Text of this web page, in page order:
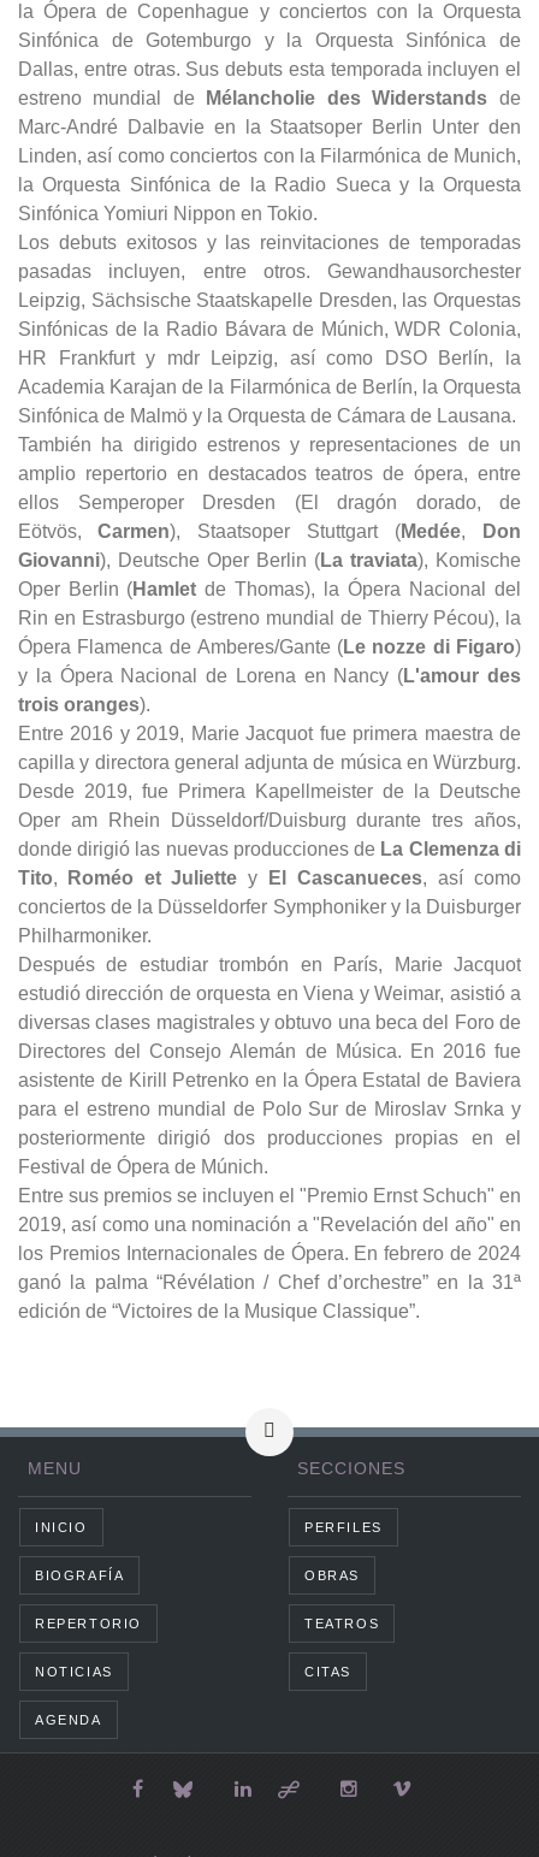
la Ópera de Copenhague y conciertos con la Orquesta
Sinfónica de Gotemburgo y la Orquesta Sinfónica de
Dallas, entre otras. Sus debuts esta temporada incluyen el
estreno mundial de
Mélancholie des Widerstands de
Marc-André Dalbavie en la Staatsoper Berlin Unter den
Linden, así como conciertos con la Filarmónica de Munich,
la Orquesta Sinfónica de la Radio Sueca y la Orquesta
Sinfónica Yomiuri Nippon en Tokio.
Los debuts exitosos y las reinvitaciones de temporadas
pasadas incluyen, entre otros. Gewandhausorchester
Leipzig, Sächsische Staatskapelle Dresden, las Orquestas
Sinfónicas de la Radio Bávara de Múnich, WDR Colonia,
HR Frankfurt y mdr Leipzig, así como DSO Berlín, la
Academia Karajan de la Filarmónica de Berlín, la Orquesta
Sinfónica de Malmö y la Orquesta de Cámara de Lausana.
También ha dirigido estrenos y representaciones de un
amplio repertorio en destacados teatros de ópera, entre
ellos Semperoper Dresden (El dragón dorado, de
Eötvös, Carmen), Staatsoper Stuttgart (Medée,
Don
Giovanni), Deutsche Oper Berlin (La traviata), Komische
Oper Berlin (Hamlet de Thomas), la Ópera Nacional del
Rin en Estrasburgo (estreno mundial de Thierry Pécou), la
Ópera Flamenca de Amberes/Gante (Le nozze di Figaro)
y la Ópera Nacional de Lorena en Nancy (L'amour des
trois oranges).
Entre 2016 y 2019, Marie Jacquot fue primera maestra de
capilla y directora general adjunta de música en Würzburg.
Desde 2019, fue Primera Kapellmeister de la Deutsche
Oper am Rhein Düsseldorf/Duisburg durante tres años,
donde dirigió las nuevas producciones de La Clemenza di
Tito, Roméo et Juliette y El Cascanueces, así como
conciertos de la Düsseldorfer Symphoniker y la Duisburger
Philharmoniker.
Después de estudiar trombón en París, Marie Jacquot
estudió dirección de orquesta en Viena y Weimar, asistió a
diversas clases magistrales y obtuvo una beca del Foro de
Directores del Consejo Alemán de Música. En 2016 fue
asistente de Kirill Petrenko en la Ópera Estatal de Baviera
para el estreno mundial de Polo Sur de Miroslav Srnka y
posteriormente dirigió dos producciones propias en el
Festival de Ópera de Múnich.
Entre sus premios se incluyen el "Premio Ernst Schuch" en
2019, así como una nominación a "Revelación del año" en
los Premios Internacionales de Ópera. En febrero de 2024
ganó la palma “Révélation / Chef d’orchestre” en la 31ª
edición de “Victoires de la Musique Classique”.
MENU
INICIO
BIOGRAFÍA
REPERTORIO
NOTICIAS
AGENDA
SECCIONES
PERFILES
OBRAS
TEATROS
CITAS